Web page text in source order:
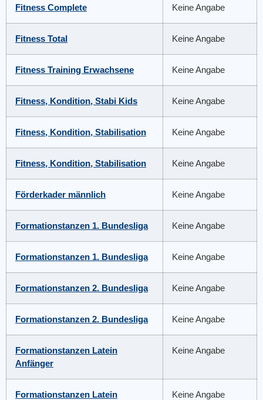
Fitness Complete Keine Angabe
Fitness Total Keine Angabe
Fitness Training Erwachsene Keine Angabe
Fitness, Kondition, Stabi Kids Keine Angabe
Fitness, Kondition, Stabilisation Keine Angabe
Fitness, Kondition, Stabilisation Keine Angabe
Förderkader männlich Keine Angabe
Formationstanzen 1. Bundesliga Keine Angabe
Formationstanzen 1. Bundesliga Keine Angabe
Formationstanzen 2. Bundesliga Keine Angabe
Formationstanzen 2. Bundesliga Keine Angabe
Formationstanzen Latein
Anfänger
Keine Angabe
Formationstanzen Latein
Keine Angabe